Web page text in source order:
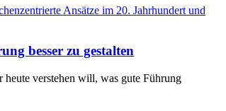
besser zu gestalten
verstehen will, was gute Führung